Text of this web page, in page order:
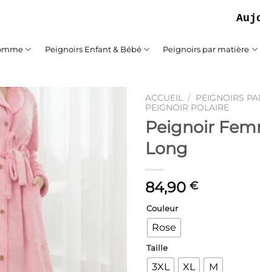
Peignoirs Enfant & Bébé Peignoirs par matière
ACCUEIL / PEIGNOIRS
PEIGNOIR POLAIRE
Peignoir
Long
84,90 €
Couleur
Rose
Taille
3XL XL M